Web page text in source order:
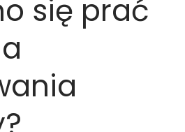
się prać